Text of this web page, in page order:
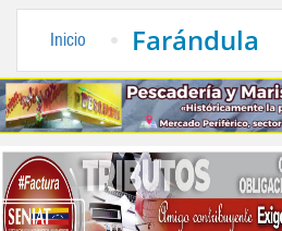
Inicio Farándula